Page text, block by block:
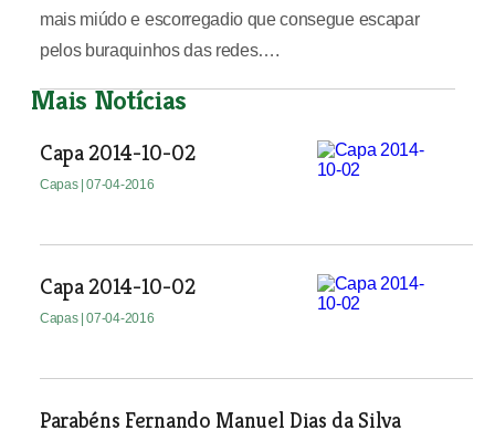
mais miúdo e escorregadio que consegue escapar
pelos buraquinhos das redes….
Mais Notícias
Capa 2014-10-02
Capas | 07-04-2016
Capa 2014-10-02
Capas | 07-04-2016
Parabéns Fernando Manuel Dias da Silva